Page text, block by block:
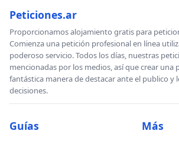
Peticiones.ar
Proporcionamos alojamiento gratis para
Comienza una petición profesional en línea
poderoso servicio. Todos los días, nuestras
mencionadas por los medios, así que crear una
fantástica manera de destacar ante el publico y
decisiones.
Guías Más